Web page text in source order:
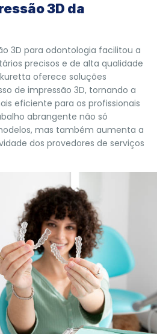
3D da
3D para odontologia facilitou a
precisos e de alta qualidade
oferece soluções
de impressão 3D, tornando a
eficiente para os profissionais
abrangente não só
mas também aumenta a
dos provedores de serviços